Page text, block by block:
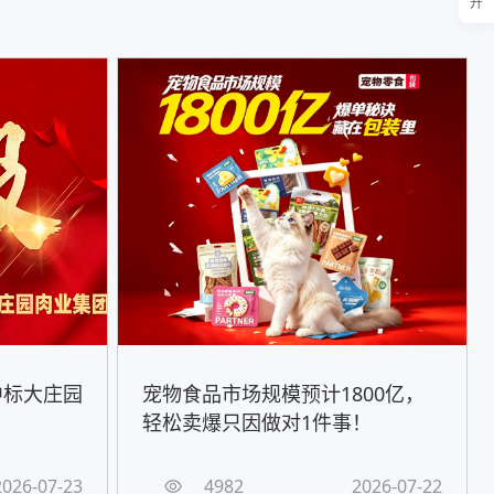
大庄园
07-23
宠物食品市场规模预计1800亿，
轻松卖爆只因做对1件事！
4982 2026-07-22